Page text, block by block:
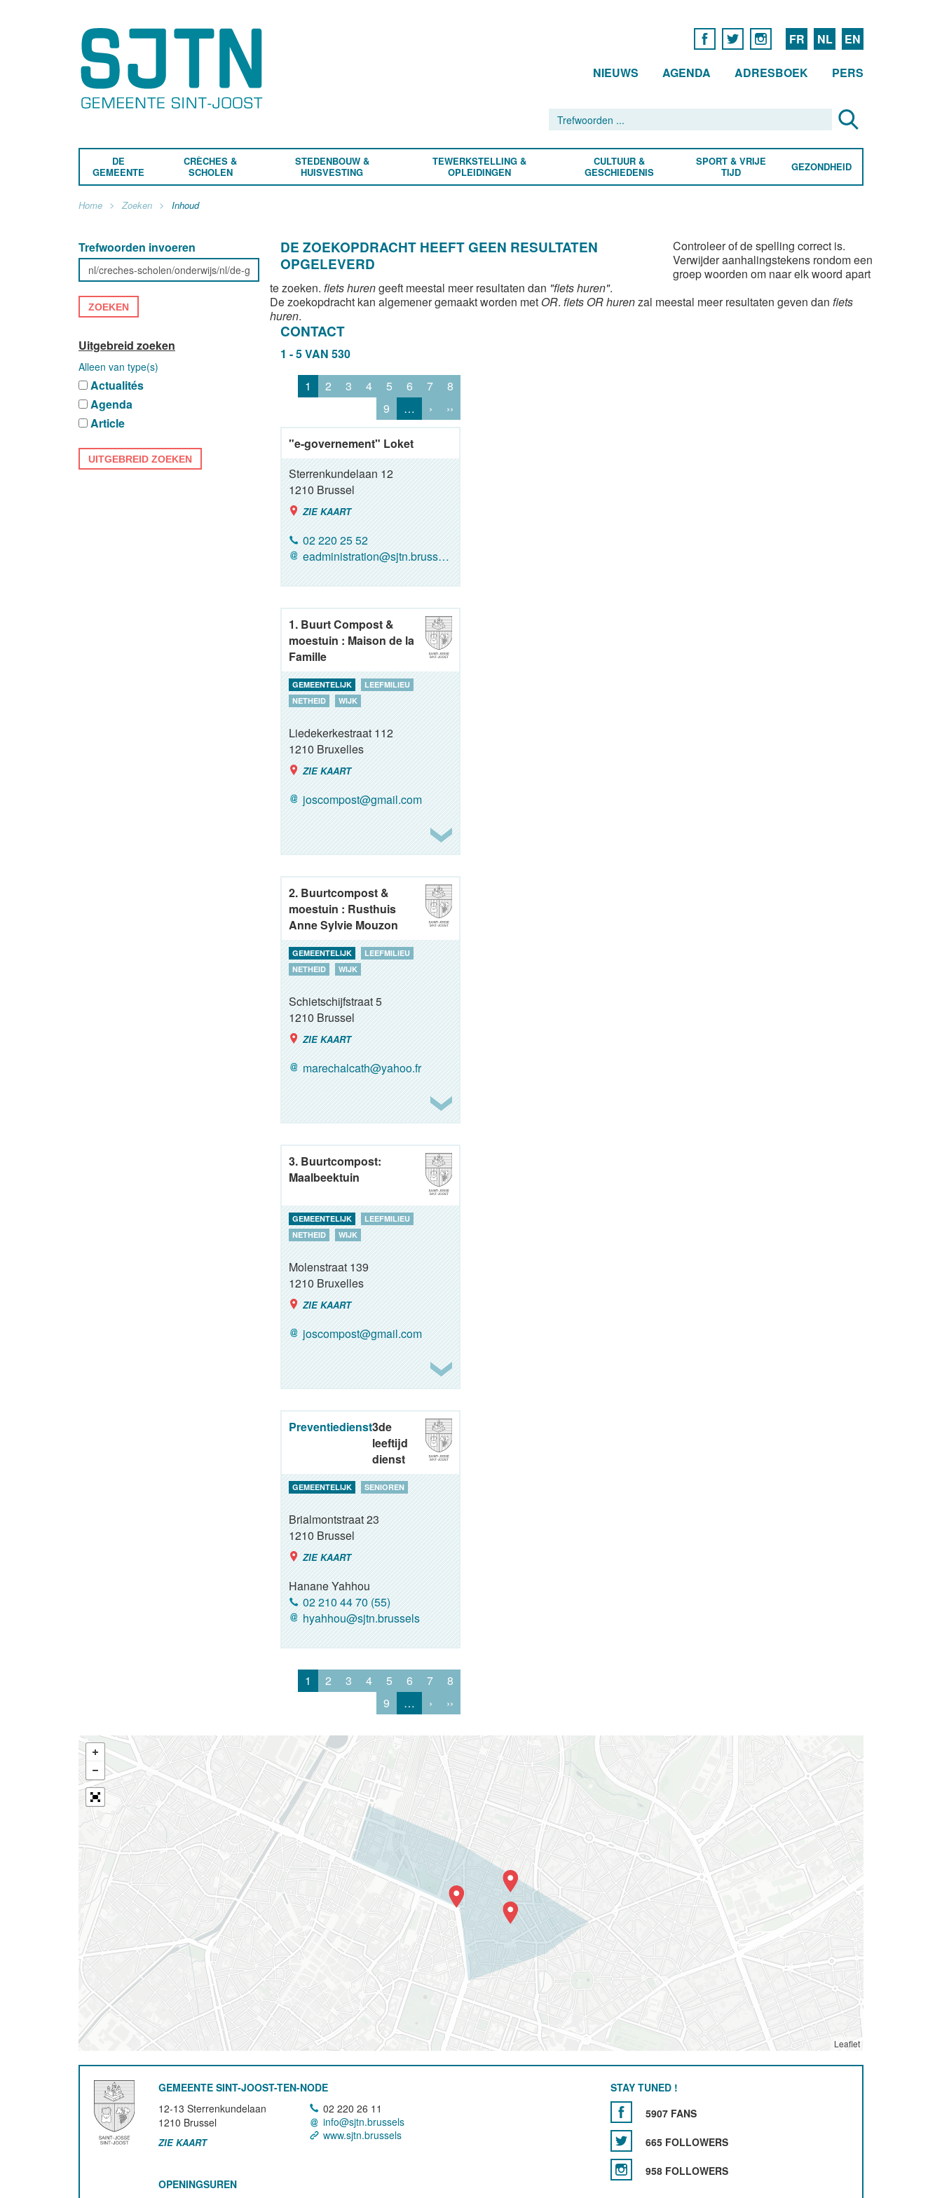
FR NL EN
NIEUWS AGENDA ADRESBOEK PERS
DE
GEMEENTE
CRÈCHES &
SCHOLEN
STEDENBOUW &
HUISVESTING
TEWERKSTELLING &
OPLEIDINGEN
CULTUUR &
GESCHIEDENIS
SPORT & VRIJE
TIJD
GEZONDHEID
Home Zoeken Inhoud
Trefwoorden invoeren
ZOEKEN
Uitgebreid zoeken
Alleen van type(s)
Actualités
Agenda
Article
UITGEBREID ZOEKEN
DE ZOEKOPDRACHT HEEFT GEEN RESULTATEN
OPGELEVERD
Controleer of de spelling correct is.
Verwijder aanhalingstekens rondom een
groep woorden om naar elk woord apart
te zoeken. fiets hurengeeft meestal meer resultaten dan "fiets huren".
De zoekopdracht kan algemener gemaakt worden met OR. fiets OR hurenzal meestal meer resultaten geven dan fiets
huren.
CONTACT
1 - 5 VAN 530
1
2 3 4 5 6 7
8
9
… › ››
"e-governement" Loket
Sterrenkundelaan 12
1210Brussel
ZIE KAART
02 220 25 52
eadministration@sjtn.brussels
1. Buurt Compost &
moestuin : Maison de la
Famille
GEMEENTELIJK
LEEFMILIEU
NETHEID
WIJK
Liedekerkestraat 112
1210Bruxelles
ZIE KAART
joscompost@gmail.com
2. Buurtcompost &
moestuin : Rusthuis
Anne Sylvie Mouzon
GEMEENTELIJK
LEEFMILIEU
NETHEID
WIJK
Schietschijfstraat 5
1210Brussel
ZIE KAART
marechalcath@yahoo.fr
3. Buurtcompost:
Maalbeektuin
GEMEENTELIJK
LEEFMILIEU
NETHEID
WIJK
Molenstraat 139
1210Bruxelles
ZIE KAART
joscompost@gmail.com
Preventiedienst3de
leeftijd
dienst
GEMEENTELIJK SENIOREN
Brialmontstraat 23
1210Brussel
ZIE KAART
Hanane Yahhou
02 210 44 70 (55)
hyahhou@sjtn.brussels
1 2 3 4 5 6 7
8
9
… › ››
Leaflet
GEMEENTE SINT-JOOST-TEN-NODE
12-13 Sterrenkundelaan
1210 Brussel
ZIE KAART
02 220 26 11
info@sjtn.brussels
www.sjtn.brussels
OPENINGSUREN
STAY TUNED !
5907 FANS
665 FOLLOWERS
958 FOLLOWERS